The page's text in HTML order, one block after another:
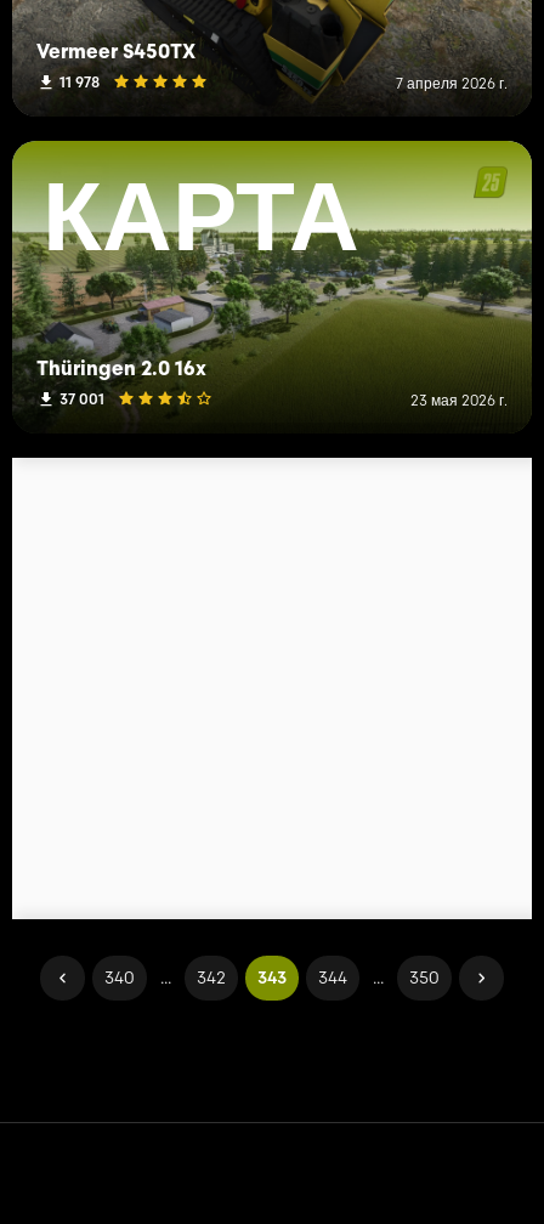
Vermeer S450TX
11 978 7 апреля 2026 г.
КАРТА
Thüringen 2.0 16x
37 001 23 мая 2026 г.
340 ... 342 343 344 ... 350